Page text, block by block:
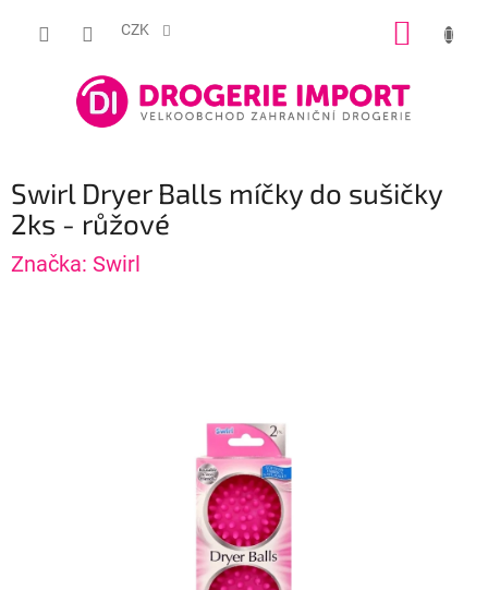
CZK
Swirl Dryer Balls míčky do sušičky
2ks - růžové
Značka: Swirl